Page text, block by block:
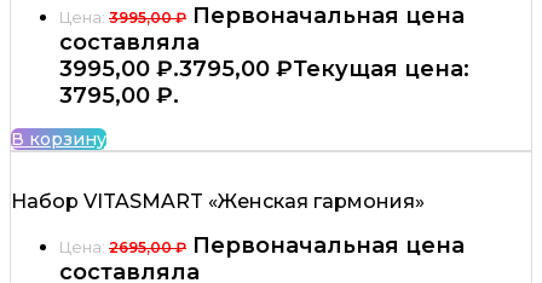
Цена: 3995,00₽ Первоначальная цена
составляла
3995,00 ₽.3795,00 ₽Текущая цена:
3795,00 ₽.
В корзину
Набор VITASMART «Женская гармония»
Цена: 2695,00₽ Первоначальная цена
составляла